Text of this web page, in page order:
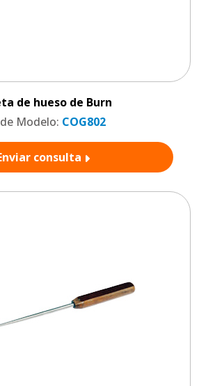
de hueso de Burn
de Modelo: COG802
consulta